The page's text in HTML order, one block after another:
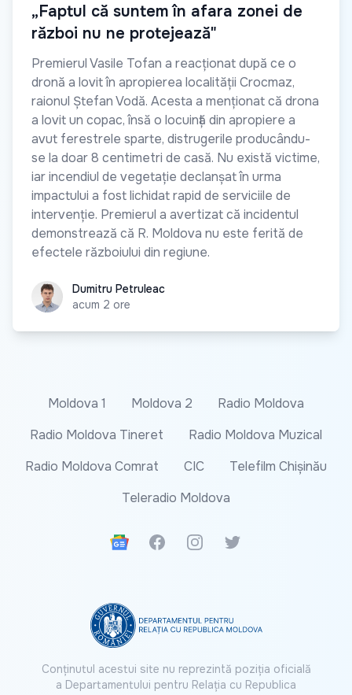
„Faptul că suntem în afara zonei de
război nu ne protejează"
Premierul Vasile Tofan a reacționat după ce o
dronă a lovit în apropierea localității Crocmaz,
raionul Ștefan Vodă. Acesta a menționat că drona
a lovit un copac, însă o locuință din apropiere a
avut ferestrele sparte, distrugerile producându-
se la doar 8 centimetri de casă. Nu există victime,
iar incendiul de vegetație declanșat în urma
impactului a fost lichidat rapid de serviciile de
intervenție. Premierul a avertizat că incidentul
demonstrează că R. Moldova nu este ferită de
efectele războiului din regiune.
Dumitru Petruleac
Dumitru Petruleac
acum 2 ore
Moldova 1 Moldova 2
Radio Moldova
Radio Moldova Tineret
Radio Moldova Muzical
Radio Moldova Comrat
CIC
Telefilm Chișinău
Teleradio Moldova
Google News
FacebookInstagramTwitter
Conținutul acestui site nu reprezintă poziția oficială
a Departamentului pentru Relația cu Republica